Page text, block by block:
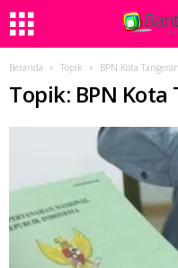
Beranda Topik BPN Kota
Topik: BPN